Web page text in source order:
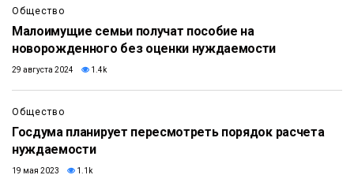
Общество
Малоимущие семьи получат пособие на
новорожденного без оценки нуждаемости
29 августа 2024 1.4k
Общество
Госдума планирует пересмотреть порядок расчета
нуждаемости
19 мая 2023 1.1k